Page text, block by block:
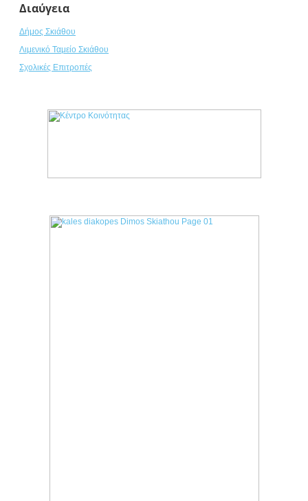
Διαύγεια
Δήμος Σκιάθου
Λιμενικό Ταμείο Σκιάθου
Σχολικές Επιτροπές